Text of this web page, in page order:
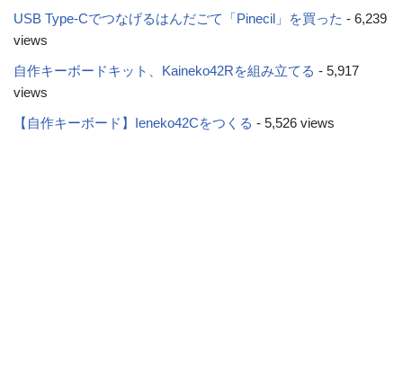
USB Type-Cでつなげるはんだごて「Pinecil」を買った - 6,239
views
自作キーボードキット、Kaineko42Rを組み立てる - 5,917
views
【自作キーボード】Ieneko42Cをつくる - 5,526 views